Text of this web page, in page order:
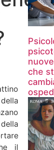
il
che